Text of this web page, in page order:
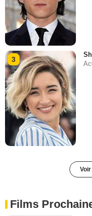
3
Films